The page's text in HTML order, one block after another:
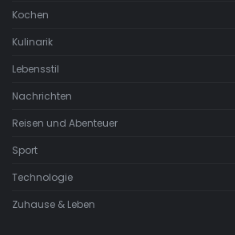
Kochen
Kulinarik
Lebensstil
Nachrichten
Reisen und Abenteuer
Sport
Technologie
Zuhause & Leben